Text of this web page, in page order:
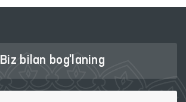
Biz bilan bog'laning